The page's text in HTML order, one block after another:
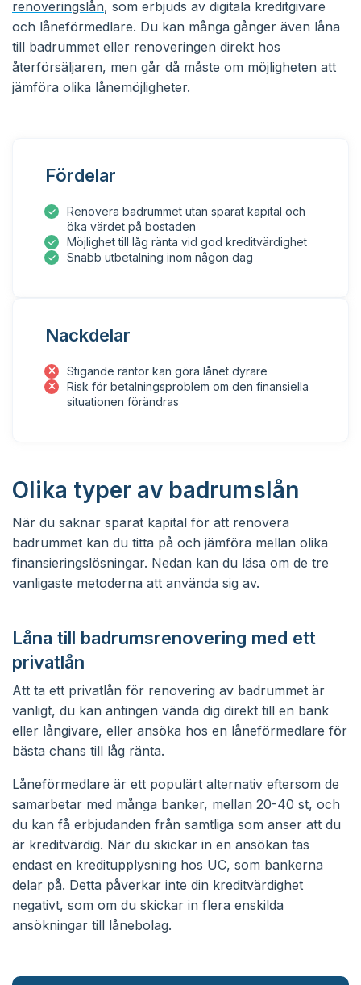
renoveringslån, som erbjuds av digitala kreditgivare
och låneförmedlare. Du kan många gånger även låna
till badrummet eller renoveringen direkt hos
återförsäljaren, men går då måste om möjligheten att
jämföra olika lånemöjligheter.
Fördelar
Renovera badrummet utan sparat kapital och
öka värdet på bostaden
Möjlighet till låg ränta vid god kreditvärdighet
Snabb utbetalning inom någon dag
Nackdelar
Stigande räntor kan göra lånet dyrare
Risk för betalningsproblem om den finansiella
situationen förändras
Olika typer av badrumslån
När du saknar sparat kapital för att renovera
badrummet kan du titta på och jämföra mellan olika
finansieringslösningar. Nedan kan du läsa om de tre
vanligaste metoderna att använda sig av.
Låna till badrumsrenovering med ett
privatlån
Att ta ett privatlån för renovering av badrummet är
vanligt, du kan antingen vända dig direkt till en bank
eller långivare, eller ansöka hos en låneförmedlare för
bästa chans till låg ränta.
Låneförmedlare är ett populärt alternativ eftersom de
samarbetar med många banker, mellan 20-40 st, och
du kan få erbjudanden från samtliga som anser att du
är kreditvärdig. När du skickar in en ansökan tas
endast en kreditupplysning hos UC, som bankerna
delar på. Detta påverkar inte din kreditvärdighet
negativt, som om du skickar in flera enskilda
ansökningar till lånebolag.